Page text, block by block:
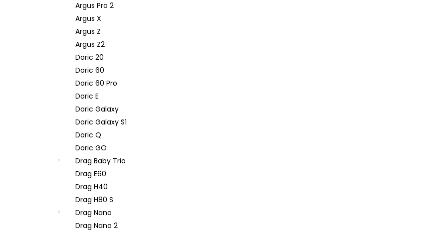
Argus Pro 2
Argus X
Argus Z
Argus Z2
Doric 20
Doric 60
Doric 60 Pro
Doric E
Doric Galaxy
Doric Galaxy S1
Doric Q
Doric GO
Drag Baby Trio
Drag E60
Drag H40
Drag H80 S
Drag Nano
Drag Nano 2